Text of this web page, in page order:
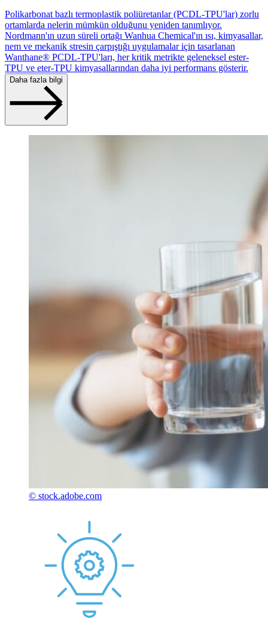
Polikarbonat bazlı termoplastik poliüretanlar (PCDL-TPU'lar) zorlu
ortamlarda nelerin mümkün olduğunu yeniden tanımlıyor.
Nordmann'ın uzun süreli ortağı Wanhua Chemical'ın ısı, kimyasallar,
nem ve mekanik stresin çarpıştığı uygulamalar için tasarlanan
Wanthane® PCDL-TPU'ları, her kritik metrikte geleneksel ester-
TPU ve eter-TPU kimyasallarından daha iyi performans gösterir.
Daha fazla bilgi
© stock.adobe.com